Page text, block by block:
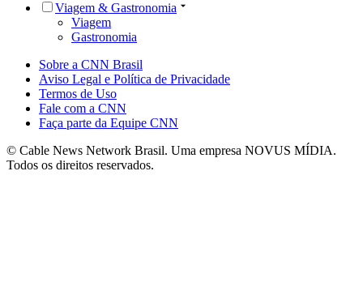
Viagem & Gastronomia
Viagem
Gastronomia
Sobre a CNN Brasil
Aviso Legal e Política de Privacidade
Termos de Uso
Fale com a CNN
Faça parte da Equipe CNN
© Cable News Network Brasil. Uma empresa NOVUS MÍDIA.
Todos os direitos reservados.